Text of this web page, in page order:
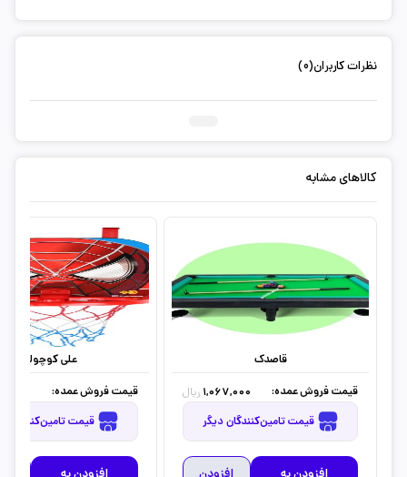
نظرات کاربران(0)
کالاهای مشابه
قاصدک
قیمت فروش عمده:
1,067,000 ریال
قیمت تامین‌کنندگان دیگر
علی کوچولو
قیمت فروش عمده:
قیمت تامین‌کنندگان دیگر